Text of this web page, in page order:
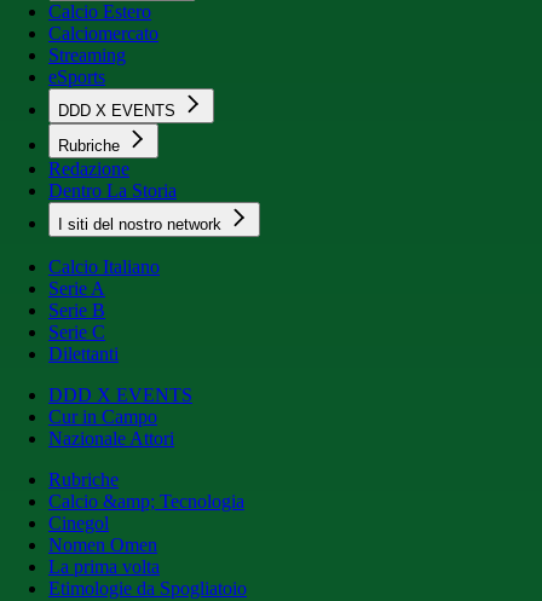
Calcio Estero
Calciomercato
Streaming
eSports
DDD X EVENTS
Rubriche
Redazione
Dentro La Storia
I siti del nostro network
Calcio Italiano
Serie A
Serie B
Serie C
Dilettanti
DDD X EVENTS
Cur in Campo
Nazionale Attori
Rubriche
Calcio &amp; Tecnologia
Cinegol
Nomen Omen
La prima volta
Etimologie da Spogliatoio